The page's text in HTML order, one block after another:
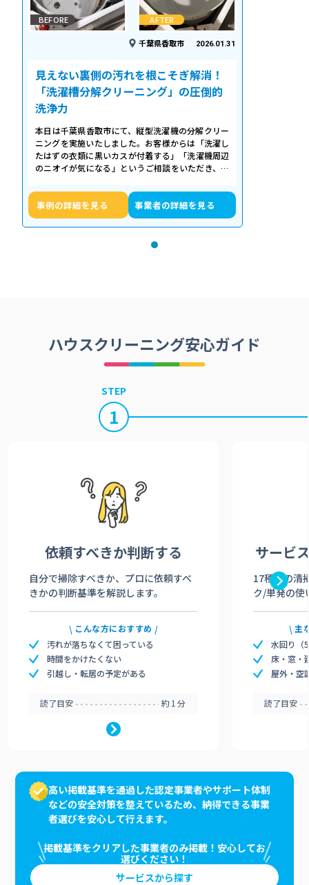
BEFORE AFTER
千葉県香取市 2026.01.31
見えない裏側の汚れを根こそぎ解消！
「洗濯槽分解クリーニング」の圧倒的
洗浄力
本日は千葉県香取市にて、縦型洗濯機の分解クリー
ニングを実施いたしました。お客様からは「洗濯し
たはずの衣類に黒いカスが付着する」「洗濯機周辺
のニオイが気になる」というご相談をいただき、内
事例の詳細を見る 事業者の詳細を見る
ハウスクリーニング安心ガイド
STEP
1
依頼すべきか判断する
自分で掃除すべきか、プロに依頼すべ
きかの判断基準を解説します。
こんな方におすすめ
汚れが落ちなくて困っている
時間をかけたくない
引越し・転居の予定がある
読了目安 約1分
サービ
17種類の清
ク/単発の使
主
水回り（
床・窓・
屋外・空
読了目安
高い掲載基準を通過した認定事業者やサポート体制
などの安全対策を整えているため、納得できる事業
者選びを安心して行えます。
掲載基準をクリアした事業者のみ掲載！安心してお
選びください！
サービスから探す